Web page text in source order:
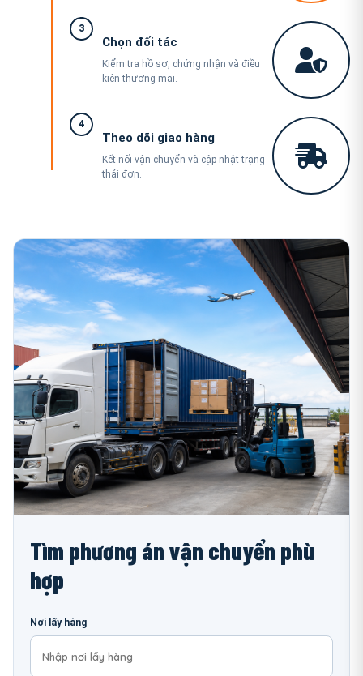
3
Chọn đối tác
Kiểm tra hồ sơ, chứng nhận và điều
kiện thương mại.
4
Theo dõi giao hàng
Kết nối vận chuyển và cập nhật trạng
thái đơn.
Tìm phương án vận chuyển phù
hợp
Nơi lấy hàng